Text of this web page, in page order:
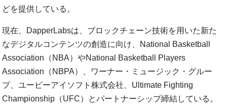
どを提供している。
現在、DapperLabsは、ブロックチェーン技術を用いた新た
なデジタルコンテンツの創造に向け、National Basketball
Association（NBA）やNational Basketball Players
Association（NBPA）、ワーナー・ミュージック・グルー
プ、ユービーアイソフト株式会社、Ultimate Fighting
Championship（UFC）とパートナーシップ締結している。